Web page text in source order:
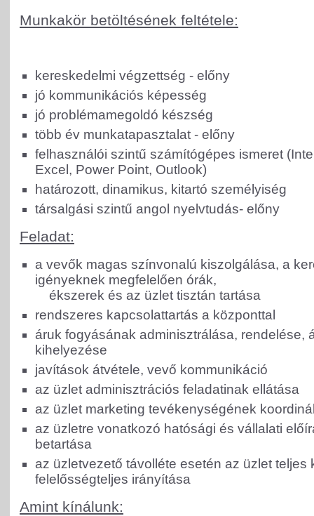
Munkakör betöltésének feltétele:
kereskedelmi végzettség - előny
jó kommunikációs képesség
jó problémamegoldó készség
több év munkatapasztalat - előny
felhasználói szintű számítógépes ismeret
Excel, Power Point, Outlook)
határozott, dinamikus, kitartó személyiség
társalgási szintű angol nyelvtudás- előny
Feladat:
a vevők magas színvonalú kiszolgálása, a
igényeknek megfelelően órák,
ékszerek és az üzlet tisztán tartása
rendszeres kapcsolattartás a központtal
áruk fogyásának adminisztrálása, rendelése,
kihelyezése
javítások átvétele, vevő kommunikáció
az üzlet adminisztrációs feladatinak ellátása
az üzlet marketing tevékenységének
az üzletre vonatkozó hatósági és vállalati
betartása
az üzletvezető távolléte esetén az üzlet teljes
felelősségteljes irányítása
Amint kínálunk: